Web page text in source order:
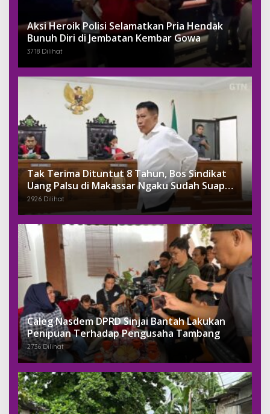
Aksi Heroik Polisi Selamatkan Pria Hendak
Bunuh Diri di Jembatan Kembar Gowa
3718 Dilihat
Tak Terima Dituntut 8 Tahun, Bos Sindikat
Uang Palsu di Makassar Ngaku Sudah Suap
Jaksa Dengan Miliaran
2926 Dilihat
Caleg Nasdem DPRD Sinjai Bantah Lakukan
Penipuan Terhadap Pengusaha Tambang
2736 Dilihat